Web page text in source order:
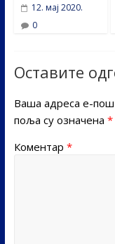
12. мај 2020.
0
Оставите
Ваша адреса е-
поља су означена *
Коментар *